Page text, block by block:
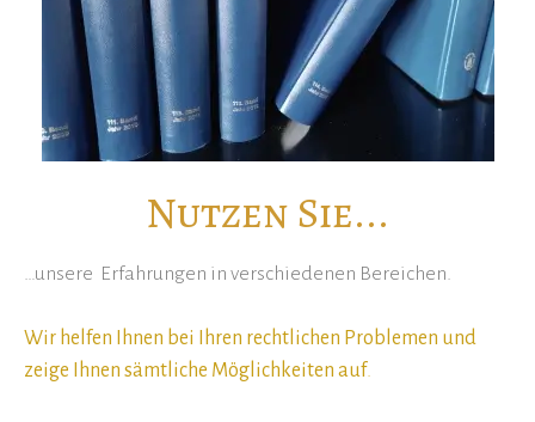
Nutzen Sie...
…unsere Erfahrungen in verschiedenen Bereichen.
Wir helfen Ihnen bei Ihren rechtlichen Problemen und
zeige Ihnen sämtliche Möglichkeiten auf.